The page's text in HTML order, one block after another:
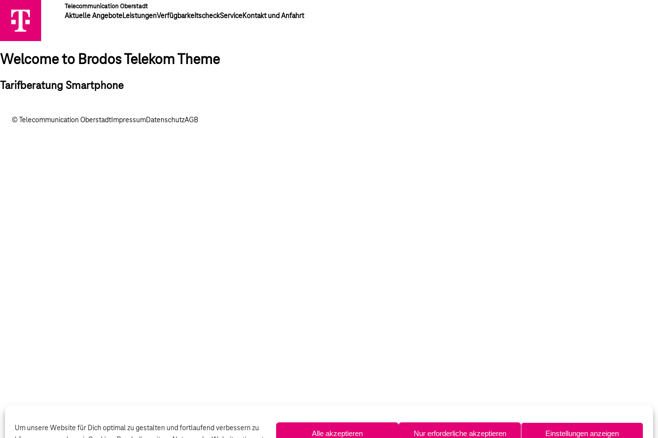
Um unsere Website für Dich optimal zu gestalten und fortlaufend verbessern zu
Alle akzeptieren Nur erforderliche akzeptieren Einstellungen anzeigen
Telecommunication Oberstadt
Aktuelle AngeboteLeistungenVerfügbarkeitscheckServiceKontakt und Anfahrt
Welcome to Brodos Telekom Theme
Tarifberatung Smartphone
© Telecommunication Oberstadt ImpressumDatenschutzAGB